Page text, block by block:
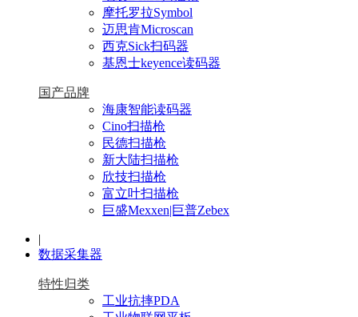
摩托罗拉Symbol
迈思肯Microscan
西克Sick扫码器
基恩士keyence读码器
国产品牌
海康智能读码器
Cino扫描枪
民德扫描枪
新大陆扫描枪
欣技扫描枪
富立叶扫描枪
巨盛Mexxen|巨普Zebex
|
数据采集器
特性归类
工业抗摔PDA